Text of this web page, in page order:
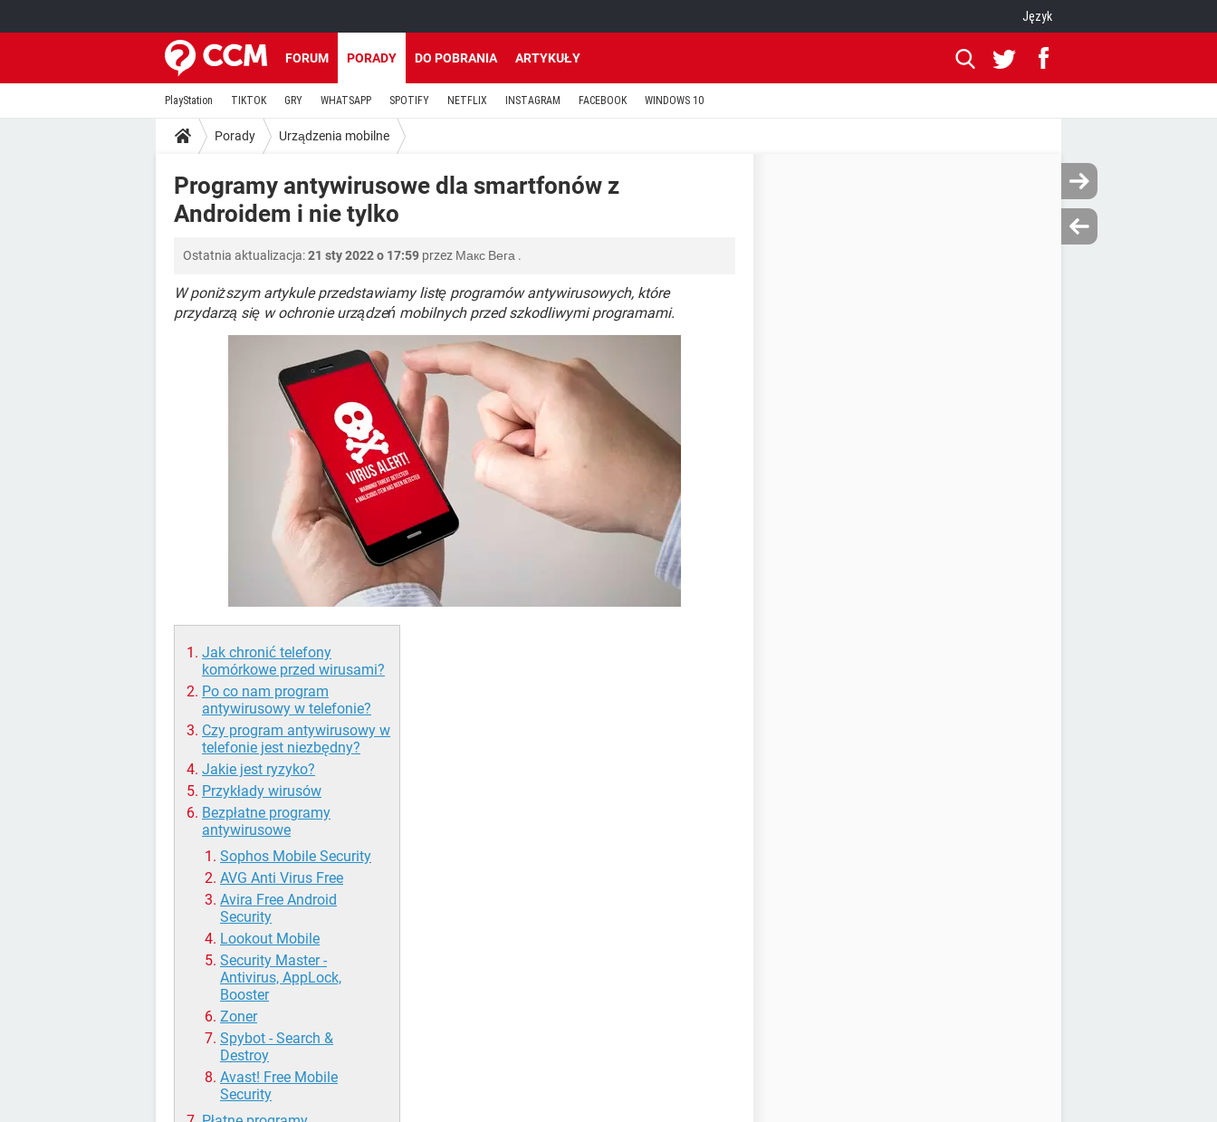
Język
FORUM PORADY DO POBRANIA ARTYKUŁY
PlayStation TIKTOK GRY WHATSAPP SPOTIFY NETFLIX INSTAGRAM FACEBOOK WINDOWS 10
Porady Urządzenia mobilne
Programy antywirusowe dla smartfonów z
Androidem i nie tylko
Ostatnia aktualizacja:21 sty 2022 o 17:59 przez Макс Вега .
W poniższym artykule przedstawiamy listę programów antywirusowych, które
przydarzą się w ochronie urządzeń mobilnych przed szkodliwymi programami.
Jak chronić telefony
komórkowe przed wirusami?
Po co nam program
antywirusowy w telefonie?
Czy program antywirusowy w
telefonie jest niezbędny?
Jakie jest ryzyko?
Przykłady wirusów
Bezpłatne programy
antywirusowe
Sophos Mobile Security
AVG Anti Virus Free
Avira Free Android
Security
Lookout Mobile
Security Master -
Antivirus, AppLock,
Booster
Zoner
Spybot - Search &
Destroy
Avast! Free Mobile
Security